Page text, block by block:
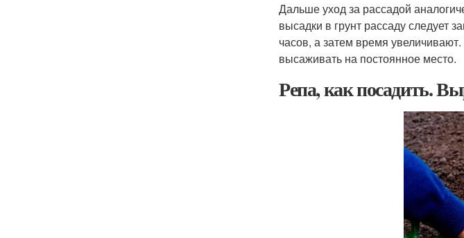
Дальше уход за рассадой
высадки в грунт рассаду следует
часов, а затем время
высаживать на постоянное место.
Репа, как посадить.